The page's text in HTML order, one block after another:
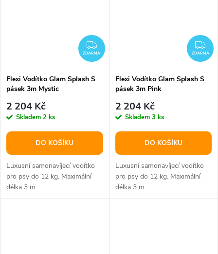
ZDARMA
ZDARMA
Flexi Vodítko Glam Splash S
pásek 3m Mystic
2 204 Kč
Skladem 2 ks
DO KOŠÍKU
Luxusní samonavíjecí vodítko
pro psy do 12 kg. Maximální
délka 3 m.
ZDARMA
Flexi Vodítko Glam Splash S
pásek 3m Pink
2 204 Kč
Skladem 3 ks
DO KOŠÍKU
Luxusní samonavíjecí vodítko
pro psy do 12 kg. Maximální
délka 3 m.